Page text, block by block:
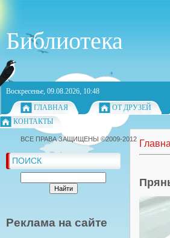
Библиотека
Воскресенье, 09.08.2026, 10:48
ГЛАВНАЯ
ОТ ДРУЗЕЙ
КОНТАКТЫ
ПОИСК
Реклама на сайте
ВСЕ ПРАВА ЗАЩИЩЕНЫ ©2009-2012